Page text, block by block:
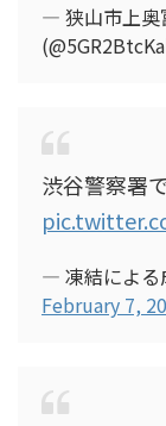
— 狭山市上奥
渋谷警察署
— 凍結による
February 7,